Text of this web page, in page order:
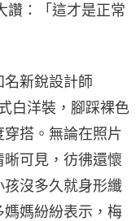
讚：「這才是正常
名新銳設計師
白洋裝，腳踩裸色
搭。無論在照片
可見，彷彿還懷
沒多久就身形纖
媽紛紛表示，梅